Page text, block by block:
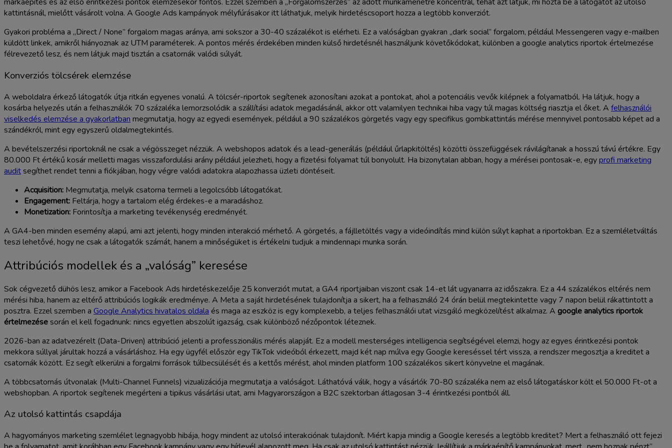
kattintásnál, mielőtt vásárolt volna. A Google Ads kampányok mélyfúrásakor itt láthatjuk, melyik hirdetéscsoport hozza a legtöbb konverziót.
Gyakori probléma a „Direct / None” forgalom magas aránya, ami sokszor a 30-40 százalékot is elérheti. Ez a valóságban gyakran „dark social” forgalom, például Messengeren vagy e-mailben
küldött linkek, amikről hiányoznak az UTM paraméterek. A pontos mérés érdekében minden külső hirdetésnél használjunk követőkódokat, különben a google analytics riportok értelmezése
félrevezető lesz, és nem látjuk majd tisztán a csatornák valódi súlyát.
Konverziós tölcsérek elemzése
A weboldalra érkező látogatók útja ritkán egyenes vonalú. A tölcsér-riportok segítenek azonosítani azokat a pontokat, ahol a potenciális vevők kilépnek a folyamatból. Ha látjuk, hogy a
kosárba helyezés után a felhasználók 70 százaléka lemorzsolódik a szállítási adatok megadásánál, akkor ott valamilyen technikai hiba vagy túl magas költség riasztja el őket. A felhasználói
viselkedés elemzése a gyakorlatban megmutatja, hogy az egyedi események, például a 90 százalékos görgetés vagy egy specifikus gombkattintás mérése mennyivel pontosabb képet ad a
szándékról, mint egy egyszerű oldalmegtekintés.
A bevételszerzési riportoknál ne csak a végösszeget nézzük. A webshopos adatok és a lead-generálás (például űrlapkitöltés) közötti összefüggések rávilágítanak a hosszú távú értékre. Egy
80.000 Ft értékű kosár melletti magas visszafordulási arány például jelezheti, hogy a fizetési folyamat túl bonyolult. Ha bizonytalan abban, hogy a mérései pontosak-e, egyprofi marketing
auditsegíthet rendet tenni a fiókjában, hogy végre valódi adatokra alapozhassa üzleti döntéseit.
Acquisition: Megmutatja, melyik csatorna termeli a legolcsóbb látogatókat.
Engagement: Feltárja, hogy a tartalom elég érdekes-e a maradáshoz.
Monetization: Forintosítja a marketing tevékenység eredményét.
A GA4-ben minden esemény alapú, ami azt jelenti, hogy minden interakció mérhető. A görgetés, a fájlletöltés vagy a videóindítás mind külön súlyt kaphat a riportokban. Ez a szemléletváltás
teszi lehetővé, hogy ne csak a látogatók számát, hanem a minőségüket is értékelni tudjuk a mindennapi munka során.
Attribúciós modellek és a „valóság” keresése
Sok cégvezető dühös lesz, amikor a Facebook Ads hirdetéskezelője 25 konverziót mutat, a GA4 riportjaiban viszont csak 14-et lát ugyanarra az időszakra. Ez a 44 százalékos eltérés nem
mérési hiba, hanem az eltérő attribúciós logikák eredménye. A Meta a saját hirdetésének tulajdonítja a sikert, ha a felhasználó 24 órán belül megtekintette vagy 7 napon belül rákattintott a
posztra. Ezzel szemben a Google Analytics hivatalos oldala és maga az eszköz is egy komplexebb, a teljes felhasználói utat vizsgáló megközelítést alkalmaz. A google analytics riportok
értelmezésesorán el kell fogadnunk: nincs egyetlen abszolút igazság, csak különböző nézőpontok léteznek.
2026-ban az adatvezérelt (Data-Driven) attribúció jelenti a professzionális mérés alapját. Ez a modell mesterséges intelligencia segítségével elemzi, hogy az egyes érintkezési pontok
mekkora súllyal járultak hozzá a vásárláshoz. Ha egy ügyfél először egy TikTok videóból érkezett, majd két nap múlva egy Google kereséssel tért vissza, a rendszer megosztja a kreditet a
csatornák között. Ez segít elkerülni a forgalmi források túlbecsülését és a kettős mérést, ahol minden platform 100 százalékos sikert könyvelne el magának.
A többcsatornás útvonalak (Multi-Channel Funnels) vizualizációja megmutatja a valóságot. Láthatóvá válik, hogy a vásárlók 70-80 százaléka nem az első látogatáskor költ el 50.000 Ft-ot a
webshopban. A riportok segítenek megérteni a tipikus vásárlási utat, ami Magyarországon a B2C szektorban átlagosan 3-4 érintkezési pontból áll.
Az utolsó kattintás csapdája
A hagyományos marketing szemlélet legnagyobb hibája, hogy mindent az utolsó interakciónak tulajdonít. Miért kapja mindig a Google keresés a legtöbb kreditet? Mert a felhasználó ott fejezi